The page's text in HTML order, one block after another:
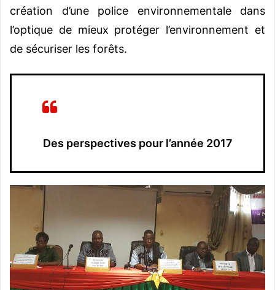
création d’une police environnementale dans
l’optique de mieux protéger l’environnement et
de sécuriser les forêts.
Des perspectives pour l’année 2017